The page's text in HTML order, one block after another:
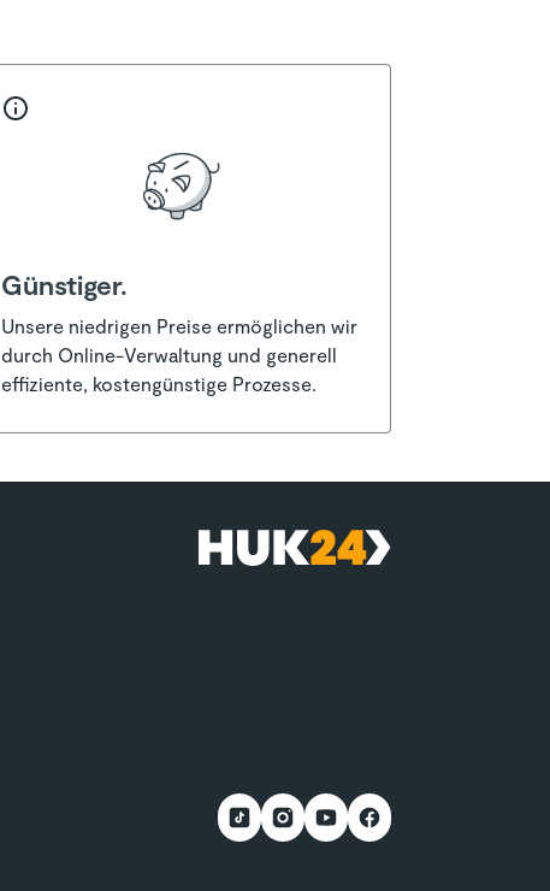
Günstiger.
Unsere niedrigen Preise ermöglichen wir
durch Online-Verwaltung und generell
effiziente, kostengünstige Prozesse.